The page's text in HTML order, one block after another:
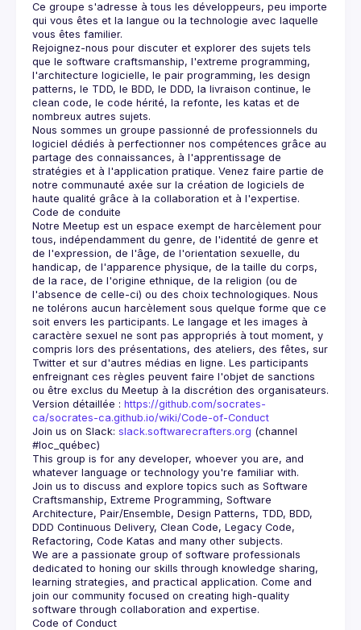
Ce groupe s'adresse à tous les développeurs, peu importe
qui vous êtes et la langue ou la technologie avec laquelle
Rejoignez-nous pour discuter et explorer des sujets tels
que le software craftsmanship, l'extreme programming,
l'architecture logicielle, le pair programming, les design
patterns, le TDD, le BDD, le DDD, la livraison continue, le
clean code, le code hérité, la refonte, les katas et de
Nous sommes un groupe passionné de professionnels du
logiciel dédiés à perfectionner nos compétences grâce au
partage des connaissances, à l'apprentissage de
stratégies et à l'application pratique. Venez faire partie de
notre communauté axée sur la création de logiciels de
Notre Meetup est un espace exempt de harcèlement pour
tous, indépendamment du genre, de l'identité de genre et
de l'expression, de l'âge, de l'orientation sexuelle, du
handicap, de l'apparence physique, de la taille du corps,
de la race, de l'origine ethnique, de la religion (ou de
l'absence de celle-ci) ou des choix technologiques. Nous
ne tolérons aucun harcèlement sous quelque forme que ce
soit envers les participants. Le langage et les images à
caractère sexuel ne sont pas appropriés à tout moment, y
compris lors des présentations, des ateliers, des fêtes, sur
Twitter et sur d'autres médias en ligne. Les participants
enfreignant ces règles peuvent faire l'objet de sanctions
Version détaillée : https://github.com/socrates-
ca/socrates-ca.github.io/wiki/Code-of-Conduct
Join us on Slack: slack.softwarecrafters.org (channel
#loc_québec)
This group is for any developer, whoever you are, and
Join us to discuss and explore topics such as Software
Craftsmanship, Extreme Programming, Software
Architecture, Pair/Ensemble, Design Patterns, TDD, BDD,
DDD Continuous Delivery, Clean Code, Legacy Code,
We are a passionate group of software professionals
dedicated to honing our skills through knowledge sharing,
learning strategies, and practical application. Come and
join our community focused on creating high-quality